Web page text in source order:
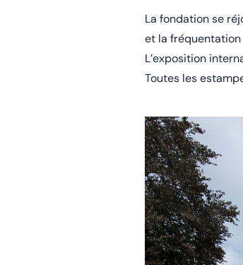
La fondation se
et la
L’exposition
Toutes les